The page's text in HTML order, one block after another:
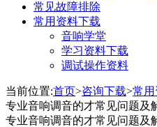
常见故障排除
常用资料下载
音响学堂
学习资料下载
调试操作资料
当前位置:首页>咨询下载>常用
专业音响调音的才常见问题及
专业音响调音的才常见问题及